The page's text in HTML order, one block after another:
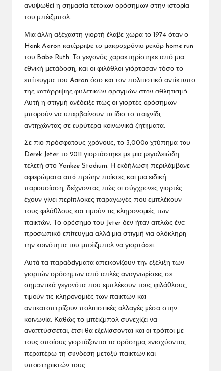
ανυψωθεί η σημασία τέτοιων ορόσημων στην ιστορία
του μπέιζμπολ.
Μια άλλη αξέχαστη γιορτή έλαβε χώρα το 1974 όταν ο
Hank Aaron κατέρριψε το μακροχρόνιο ρεκόρ home run
του Babe Ruth. Το γεγονός χαρακτηρίστηκε από μια
εθνική μετάδοση, και οι φιλάθλοι γιόρτασαν τόσο το
επίτευγμα του Aaron όσο και τον πολιτιστικό αντίκτυπο
της κατάρριψης φυλετικών φραγμών στον αθλητισμό.
Αυτή η στιγμή ανέδειξε πώς οι γιορτές ορόσημων
μπορούν να υπερβαίνουν το ίδιο το παιχνίδι,
αντηχώντας σε ευρύτερα κοινωνικά ζητήματα.
Σε πιο πρόσφατους χρόνους, το 3,000ο χτύπημα του
Derek Jeter το 2011 γιορτάστηκε με μια μεγαλειώδη
τελετή στο Yankee Stadium. Η εκδήλωση περιλάμβανε
αφιερώματα από πρώην παίκτες και μια ειδική
παρουσίαση, δείχνοντας πώς οι σύγχρονες γιορτές
έχουν γίνει περίπλοκες παραγωγές που εμπλέκουν
τους φιλάθλους και τιμούν τις κληρονομιές των
παικτών. Το ορόσημο του Jeter δεν ήταν απλώς ένα
προσωπικό επίτευγμα αλλά μια στιγμή για ολόκληρη
την κοινότητα του μπέιζμπολ να γιορτάσει.
Αυτά τα παραδείγματα απεικονίζουν την εξέλιξη των
γιορτών ορόσημων από απλές αναγνωρίσεις σε
σημαντικά γεγονότα που εμπλέκουν τους φιλάθλους,
τιμούν τις κληρονομιές των παικτών και
αντικατοπτρίζουν πολιτιστικές αλλαγές μέσα στην
κοινωνία. Καθώς το μπέιζμπολ συνεχίζει να
αναπτύσσεται, έτσι θα εξελίσσονται και οι τρόποι με
τους οποίους γιορτάζονται τα ορόσημα, ενισχύοντας
περαιτέρω τη σύνδεση μεταξύ παικτών και
υποστηρικτών τους.